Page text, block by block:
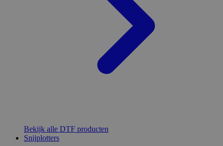
Bekijk alle DTF producten
Snijplotters